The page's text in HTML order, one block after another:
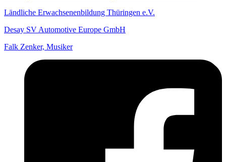
Ländliche Erwachsenenbildung Thüringen e.V.
Desay SV Automotive Europe GmbH
Falk Zenker, Musiker